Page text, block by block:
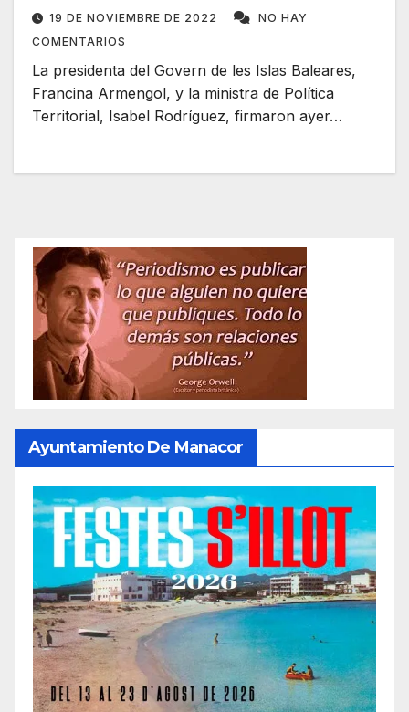
19 DE NOVIEMBRE DE 2022
NO HAY
COMENTARIOS
La presidenta del Govern de les Islas Baleares,
Francina Armengol, y la ministra de Política
Territorial, Isabel Rodríguez, firmaron ayer…
Ayuntamiento De Manacor